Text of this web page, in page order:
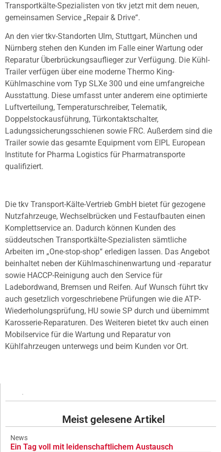
Transportkälte-Spezialisten von tkv jetzt mit dem neuen,
gemeinsamen Service „Repair & Drive“.
An den vier tkv-Standorten Ulm, Stuttgart, München und
Nürnberg stehen den Kunden im Falle einer Wartung oder
Reparatur Überbrückungsauflieger zur Verfügung. Die Kühl-
Trailer verfügen über eine moderne Thermo King-
Kühlmaschine vom Typ SLXe 300 und eine umfangreiche
Ausstattung. Diese umfasst unter anderem eine optimierte
Luftverteilung, Temperaturschreiber, Telematik,
Doppelstockausführung, Türkontaktschalter,
Ladungssicherungsschienen sowie FRC. Außerdem sind die
Trailer sowie das gesamte Equipment vom EIPL European
Institute for Pharma Logistics für Pharmatransporte
qualifiziert.
Die tkv Transport-Kälte-Vertrieb GmbH bietet für gezogene
Nutzfahrzeuge, Wechselbrücken und Festaufbauten einen
Komplettservice an. Dadurch können Kunden des
süddeutschen Transportkälte-Spezialisten sämtliche
Arbeiten im „One-stop-shop“ erledigen lassen. Das Angebot
beinhaltet neben der Kühlmaschinenwartung und -reparatur
sowie HACCP-Reinigung auch den Service für
Ladebordwand, Bremsen und Reifen. Auf Wunsch führt tkv
auch gesetzlich vorgeschriebene Prüfungen wie die ATP-
Wiederholungsprüfung, HU sowie SP durch und übernimmt
Karosserie-Reparaturen. Des Weiteren bietet tkv auch einen
Mobilservice für die Wartung und Reparatur von
Kühlfahrzeugen unterwegs und beim Kunden vor Ort.
Meist gelesene Artikel
News
Ein Tag voll mit leidenschaftlichem Austausch